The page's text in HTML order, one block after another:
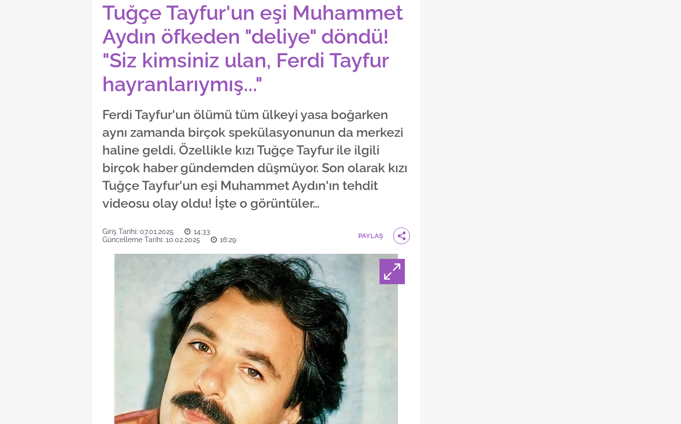
Tuğçe Tayfur'un eşi Muhammet
Aydın öfkeden "deliye" döndü!
"Siz kimsiniz ulan, Ferdi Tayfur
hayranlarıymış..."
Ferdi Tayfur'un ölümü tüm ülkeyi yasa boğarken
aynı zamanda birçok spekülasyonunun da merkezi
haline geldi. Özellikle kızı Tuğçe Tayfur ile ilgili
birçok haber gündemden düşmüyor. Son olarak kızı
Tuğçe Tayfur'un eşi Muhammet Aydın'ın tehdit
videosu olay oldu! İşte o görüntüler…
Giriş Tarihi: 07.01.2025
14:33
Güncelleme Tarihi: 10.02.2025
16:29 PAYLAŞ